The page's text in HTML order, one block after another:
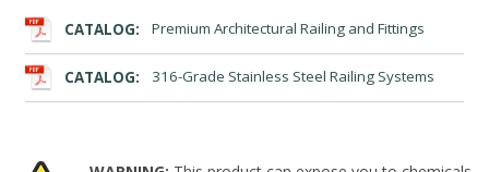
CATALOG: Premium Architectural Railing and Fittings
CATALOG: 316-Grade Stainless Steel Railing Systems